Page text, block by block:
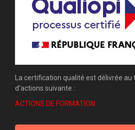
La certification qualité est délivrée
d’actions suivante :
ACTIONS DE FORMATION